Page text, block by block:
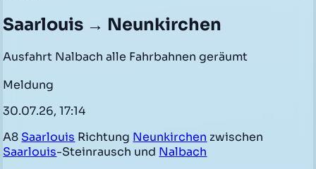
Saarlouis → Neunkirchen
Ausfahrt Nalbach alle Fahrbahnen geräumt
Meldung
30.07.26, 17:14
A8 Saarlouis Richtung Neunkirchen zwischen
Saarlouis-Steinrausch und Nalbach